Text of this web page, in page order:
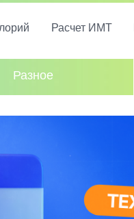
Расчет ИМТ
Разное